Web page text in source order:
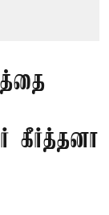
கீர்த்தனா